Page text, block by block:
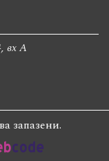
вх А
запазени.